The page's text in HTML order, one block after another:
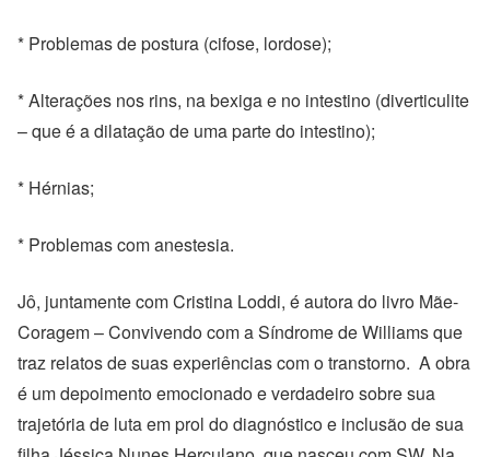
* Problemas de postura (cifose, lordose);
* Alterações nos rins, na bexiga e no intestino (diverticulite
– que é a dilatação de uma parte do intestino);
* Hérnias;
* Problemas com anestesia.
Jô, juntamente com Cristina Loddi, é autora do livro Mãe-
Coragem – Convivendo com a Síndrome de Williams que
traz relatos de suas experiências com o transtorno. A obra
é um depoimento emocionado e verdadeiro sobre sua
trajetória de luta em prol do diagnóstico e inclusão de sua